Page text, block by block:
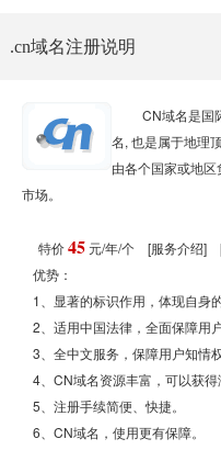
.cn域名注册说明
CN域名是国
名, 也是属于地理
由各个国家或地
市场。
特价45元/年/个 [服务介绍]
优势：
1、显著的标识作用，体现自身
2、适用中国法律，全面保障用户
3、全中文服务，保障用户知情权
4、CN域名资源丰富，可以获得
5、注册手续简便、快捷。
6、CN域名，使用更有保障。